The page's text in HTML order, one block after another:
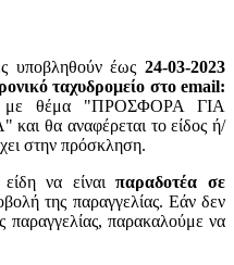
υποβληθούν έως 24-03-2023
ταχυδρομείο στο email:
με θέμα "ΠΡΟΣΦΟΡΑ ΓΙΑ
αναφέρεται το είδος ή/
στην πρόσκληση.
να είναιπαραδοτέα σε
της παραγγελίας. Εάν δεν
παραγγελίας, παρακαλούμε να